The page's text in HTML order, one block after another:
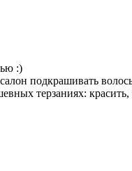
:)
подкрашивать
терзаниях: красить,